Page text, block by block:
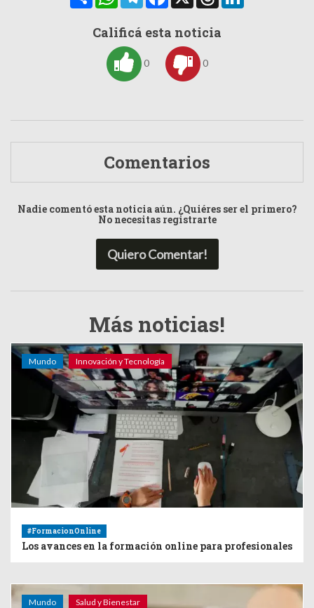
Calificá esta noticia
0 0
Comentarios
Nadie comentó esta noticia aún. ¿Quiéres ser el primero?
No necesitas registrarte
Quiero Comentar!
Más noticias!
Mundo Innovación y Tecnología
#FormacionOnline
Los avances en la formación online para profesionales
Mundo Salud y Bienestar